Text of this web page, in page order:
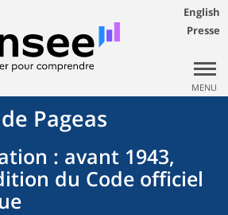
English
Presse
MENU
de Pageas
: avant 1943,
du Code officiel